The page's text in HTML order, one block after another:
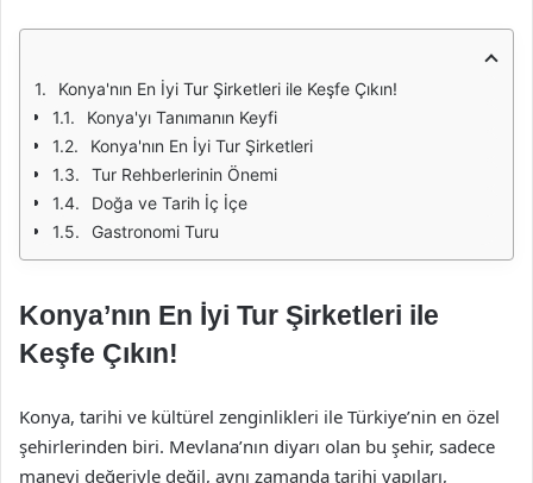
Konya'nın En İyi Tur Şirketleri ile Keşfe Çıkın!
Konya'yı Tanımanın Keyfi
Konya'nın En İyi Tur Şirketleri
Tur Rehberlerinin Önemi
Doğa ve Tarih İç İçe
Gastronomi Turu
Konya’nın En İyi Tur Şirketleri ile
Keşfe Çıkın!
Konya, tarihi ve kültürel zenginlikleri ile Türkiye’nin en özel
şehirlerinden biri. Mevlana’nın diyarı olan bu şehir, sadece
manevi değeriyle değil, aynı zamanda tarihi yapıları,